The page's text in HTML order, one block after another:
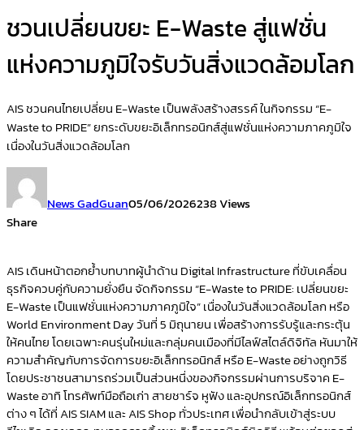
ชวนเปลี่ยนขยะ E-Waste สู่แฟชั่น
แห่งความภูมิใจรับวันสิ่งแวดล้อมโลก
AIS ชวนคนไทยเปลี่ยน E-Waste เป็นพลังสร้างสรรค์ ในกิจกรรม “E-
Waste to PRIDE” ยกระดับขยะอิเล็กทรอนิกส์สู่แฟชั่นแห่งความภาคภูมิใจ
เนื่องในวันสิ่งแวดล้อมโลก
News GadGuan05/06/2026238 Views
Share
AIS เดินหน้าตอกย้ำบทบาทผู้นำด้าน Digital Infrastructure ที่ขับเคลื่อน
ธุรกิจควบคู่กับความยั่งยืน จัดกิจกรรม “E-Waste to PRIDE: เปลี่ยนขยะ
E-Waste เป็นแฟชั่นแห่งความภาคภูมิใจ” เนื่องในวันสิ่งแวดล้อมโลก หรือ
World Environment Day วันที่ 5 มิถุนายน เพื่อสร้างการรับรู้และกระตุ้น
ให้คนไทย โดยเฉพาะคนรุ่นใหม่และกลุ่มคนเมืองที่มีไลฟ์สไตล์ดิจิทัล หันมาให้
ความสำคัญกับการจัดการขยะอิเล็กทรอนิกส์ หรือ E-Waste อย่างถูกวิธี
โดยประชาชนสามารถร่วมเป็นส่วนหนึ่งของกิจกรรมผ่านการบริจาค E-
Waste อาทิ โทรศัพท์มือถือเก่า สายชาร์จ หูฟัง และอุปกรณ์อิเล็กทรอนิกส์
ต่าง ๆ ได้ที่ AIS SIAM และ AIS Shop ทั่วประเทศ เพื่อนำกลับเข้าสู่ระบบ